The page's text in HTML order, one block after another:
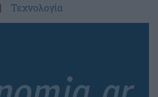
Τεχνολογία